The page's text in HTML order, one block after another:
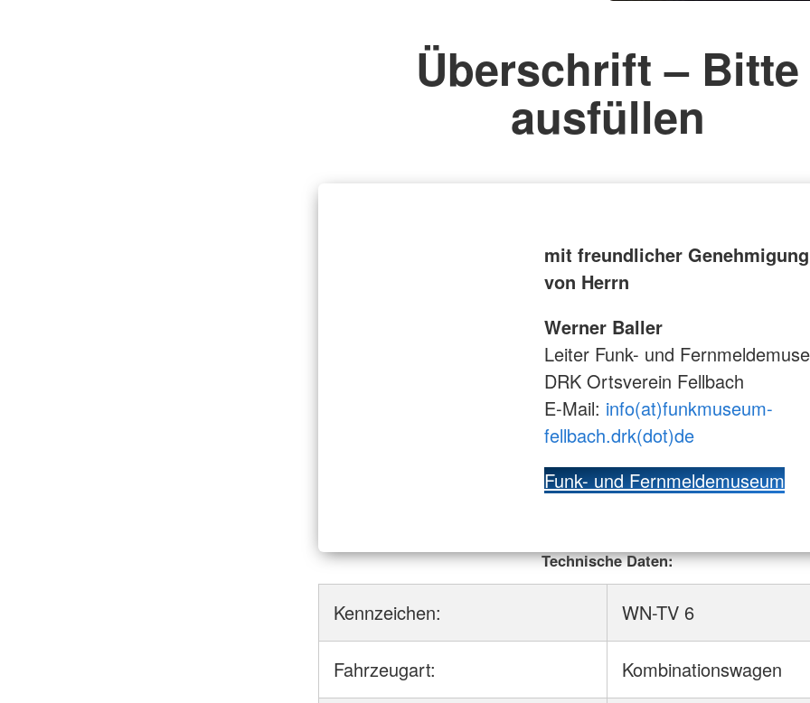
Überschrift – Bitte
ausfüllen
mit freundlicher Genehmigung
von Herrn
Werner Baller
Leiter Funk- und
DRK Ortsverein Fellbach
E-Mail: info(at)funkmuseum-
fellbach.drk(dot)de
Funk- und Fernmeldemuseum
Technische Daten:
Kennzeichen: WN-TV 6
Fahrzeugart: Kombinationswagen